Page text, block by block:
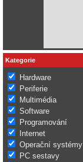
Kategorie
Hardware
Periferie
Multimédia
Software
Programování
Internet
Operační systémy
PC sestavy